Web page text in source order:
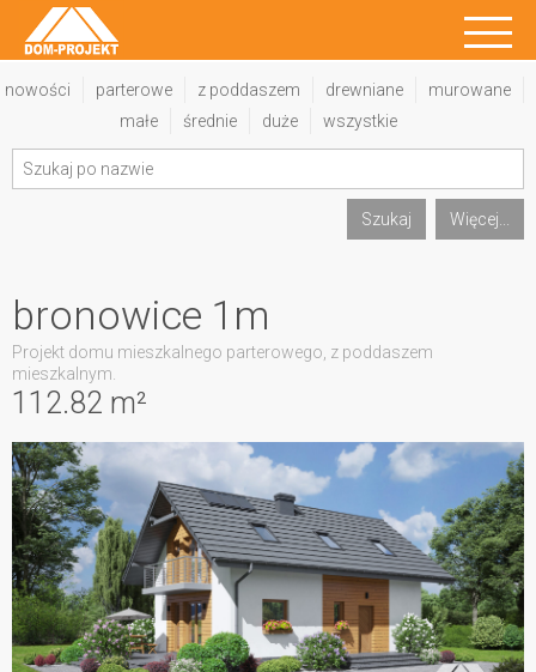
nowości parterowe z poddaszem drewniane
murowane
małe
średnie duże wszystkie
Szukaj Więcej...
112.82 m²
bronowice 1m
Projekt domu mieszkalnego parterowego, z poddaszem
mieszkalnym.